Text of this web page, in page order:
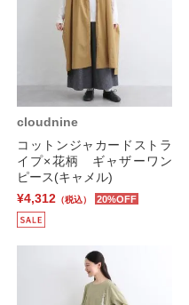
cloudnine
コットンジャカードストラ
イプ×花柄 ギャザーワン
ピース(キャメル)
¥4,312 （税込） 20%OFF